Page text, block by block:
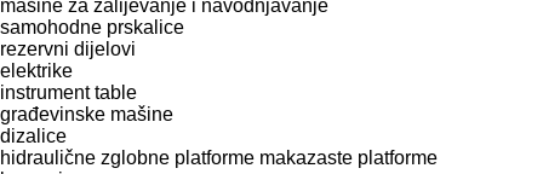
mašine za zaliјеvanje i navodnjavanje
samohodne prskalice
rezervni dijelovi
elektrike
instrument table
građevinske mašine
dizalice
hidraulične zglobne platforme makazaste platforme